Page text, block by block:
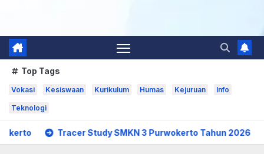
Top Tags
Vokasi Kesiswaan Kurikulum Humas Kejuruan Info
Teknologi
3 Purwokerto Tahun 2026 Perkuat Penyediaan